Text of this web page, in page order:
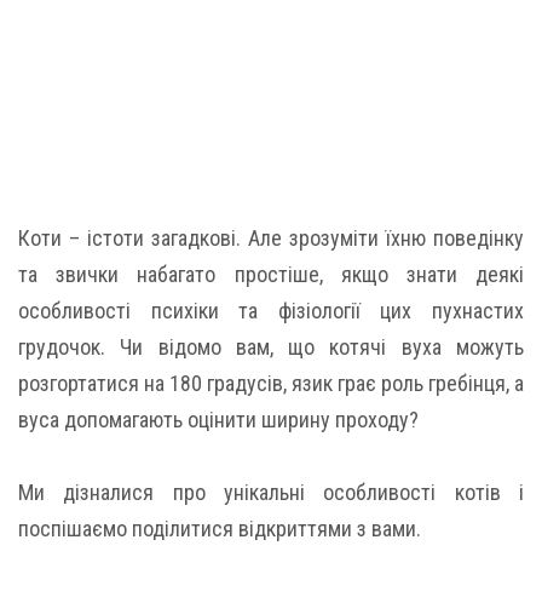
Коти – істоти загадкові. Але зрозуміти їхню поведінку
та звички набагато простіше, якщо знати деякі
особливості психіки та фізіології цих пухнастих
грудочок. Чи відомо вам, що котячі вуха можуть
розгортатися на 180 градусів, язик грає роль гребінця, а
вуса допомагають оцінити ширину проходу?
Ми дізналися про унікальні особливості котів і
поспішаємо поділитися відкриттями з вами.